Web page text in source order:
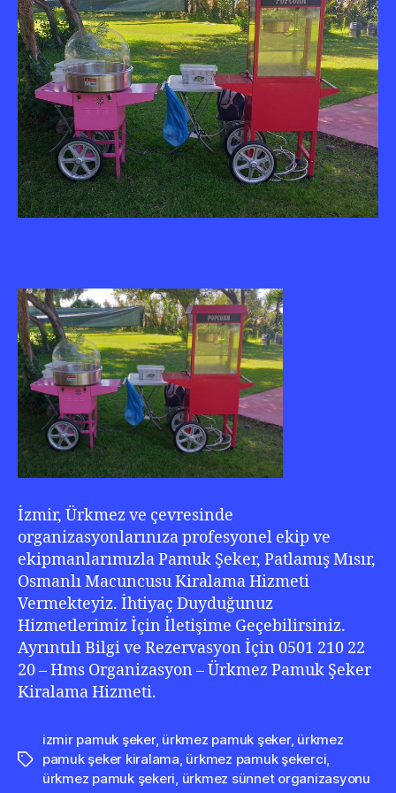
İzmir, Ürkmez ve çevresinde
organizasyonlarınıza profesyonel ekip ve
ekipmanlarımızla Pamuk Şeker, Patlamış Mısır,
Osmanlı Macuncusu Kiralama Hizmeti
Vermekteyiz. İhtiyaç Duyduğunuz
Hizmetlerimiz İçin İletişime Geçebilirsiniz.
Ayrıntılı Bilgi ve Rezervasyon İçin 0501 210 22
20 – Hms Organizasyon – Ürkmez Pamuk Şeker
Kiralama Hizmeti.
Etiketler
izmir pamuk şeker, ürkmez pamuk şeker, ürkmez
pamuk şeker kiralama ürkmez pamuk şekerci
ürkmez pamuk şekeri ürkmez sünnet organizasyonu